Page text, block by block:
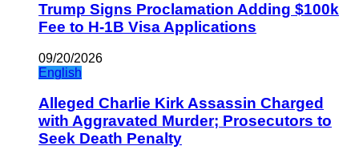
Trump Signs Proclamation Adding $100k
Fee to H-1B Visa Applications
09/20/2026
English
Alleged Charlie Kirk Assassin Charged
with Aggravated Murder; Prosecutors to
Seek Death Penalty